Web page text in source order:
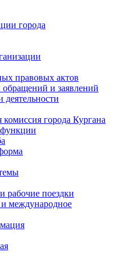
города
правовых актов
и заявлений
комиссия города Кургана
рабочие поездки
международное